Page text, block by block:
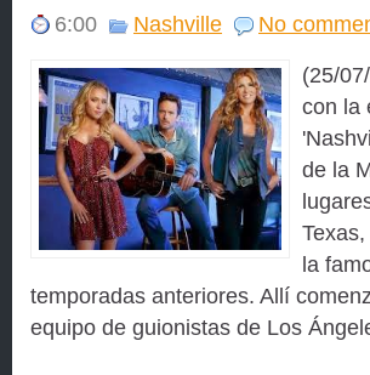
6:00 Nashville
No
(25/
con la
de la
la
temporadas anteriores. Allí
equipo de guionistas de Los